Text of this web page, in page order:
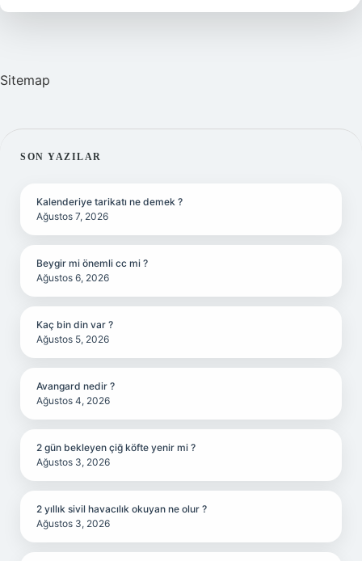
Ne
Sitemap
SIDEBAR
SON YAZILAR
Kalenderiye tarikatı ne demek ?
Ağustos 7, 2026
Beygir mi önemli cc mi ?
Ağustos 6, 2026
Kaç bin din var ?
Ağustos 5, 2026
Avangard nedir ?
Ağustos 4, 2026
2 gün bekleyen çiğ köfte yenir mi ?
Ağustos 3, 2026
2 yıllık sivil havacılık okuyan ne olur ?
Ağustos 3, 2026